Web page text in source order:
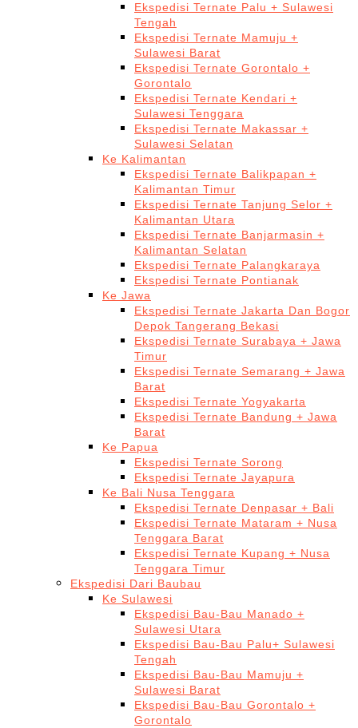
Ekspedisi Ternate Palu + Sulawesi
Tengah
Ekspedisi Ternate Mamuju +
Sulawesi Barat
Ekspedisi Ternate Gorontalo +
Gorontalo
Ekspedisi Ternate Kendari +
Sulawesi Tenggara
Ekspedisi Ternate Makassar +
Sulawesi Selatan
Ke Kalimantan
Ekspedisi Ternate Balikpapan +
Kalimantan Timur
Ekspedisi Ternate Tanjung Selor +
Kalimantan Utara
Ekspedisi Ternate Banjarmasin +
Kalimantan Selatan
Ekspedisi Ternate Palangkaraya
Ekspedisi Ternate Pontianak
Ke Jawa
Ekspedisi Ternate Jakarta Dan Bogor
Depok Tangerang Bekasi
Ekspedisi Ternate Surabaya + Jawa
Timur
Ekspedisi Ternate Semarang + Jawa
Barat
Ekspedisi Ternate Yogyakarta
Ekspedisi Ternate Bandung + Jawa
Barat
Ke Papua
Ekspedisi Ternate Sorong
Ekspedisi Ternate Jayapura
Ke Bali Nusa Tenggara
Ekspedisi Ternate Denpasar + Bali
Ekspedisi Ternate Mataram + Nusa
Tenggara Barat
Ekspedisi Ternate Kupang + Nusa
Tenggara Timur
Ekspedisi Dari Baubau
Ke Sulawesi
Ekspedisi Bau-Bau Manado +
Sulawesi Utara
Ekspedisi Bau-Bau Palu+ Sulawesi
Tengah
Ekspedisi Bau-Bau Mamuju +
Sulawesi Barat
Ekspedisi Bau-Bau Gorontalo +
Gorontalo